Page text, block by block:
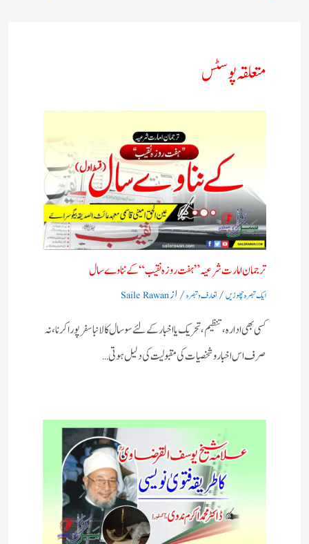
متعلقہ پوسٹس
ترجمان امارت شرعیہ ” ہفت روزہ نقیب “کے نناوے سال
ایک تبصرہ چھوڑیں/تعارف و تبصرہ/ ازSaile Rawan
کسی بھی ادارہ ،تنظیم ،تحریک یا اخبار کے لئے سوسال کا لانبا سفر پورا کرنا ،نہ
صرف اس اخبار وشخصیات کی مقبولیت کی دلیل ہوتی…